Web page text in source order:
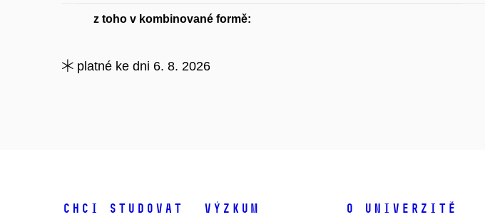
z toho v kombinované formě:
platné ke dni 6. 8. 2026
Chci studovat Výzkum O univerzitě